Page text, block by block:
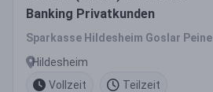
Banking Privatkunden
Sparkasse Hildesheim Goslar Peine
Hildesheim
Vollzeit
Teilzeit